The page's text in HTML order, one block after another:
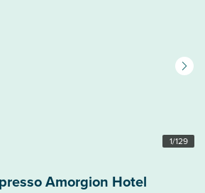
1/129
Amorgion Hotel